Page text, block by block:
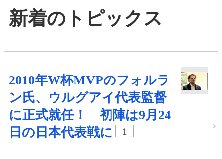
新着のトピックス
2010年W杯MVPのフォルラ
ン氏、ウルグアイ代表監督
に正式就任！ 初陣は9月24
日の日本代表戦に
1